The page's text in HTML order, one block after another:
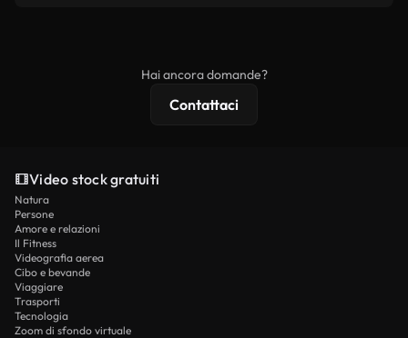
Hai ancora domande?
Contattaci
Video stock gratuiti
Natura
Persone
Amore e relazioni
Il Fitness
Videografia aerea
Cibo e bevande
Viaggiare
Trasporti
Tecnologia
Zoom di sfondo virtuale